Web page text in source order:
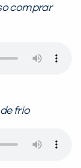
comprar
frio